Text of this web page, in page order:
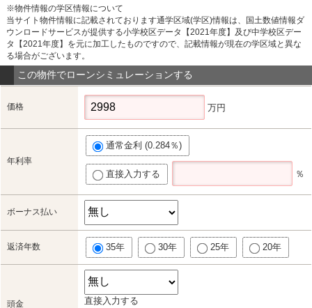
※物件情報の学区情報について
当サイト物件情報に記載されております通学区域(学区)情報は、国土数値情報ダ
ウンロードサービスが提供する小学校区データ【2021年度】及び中学校区デー
タ【2021年度】を元に加工したものですので、記載情報が現在の学区域と異な
る場合がございます。
この物件でローンシミュレーションする
価格 万円
年利率
通常金利 (0.284％)
直接入力する ％
ボーナス払い
返済年数 35年 30年 25年 20年
頭金 直接入力する